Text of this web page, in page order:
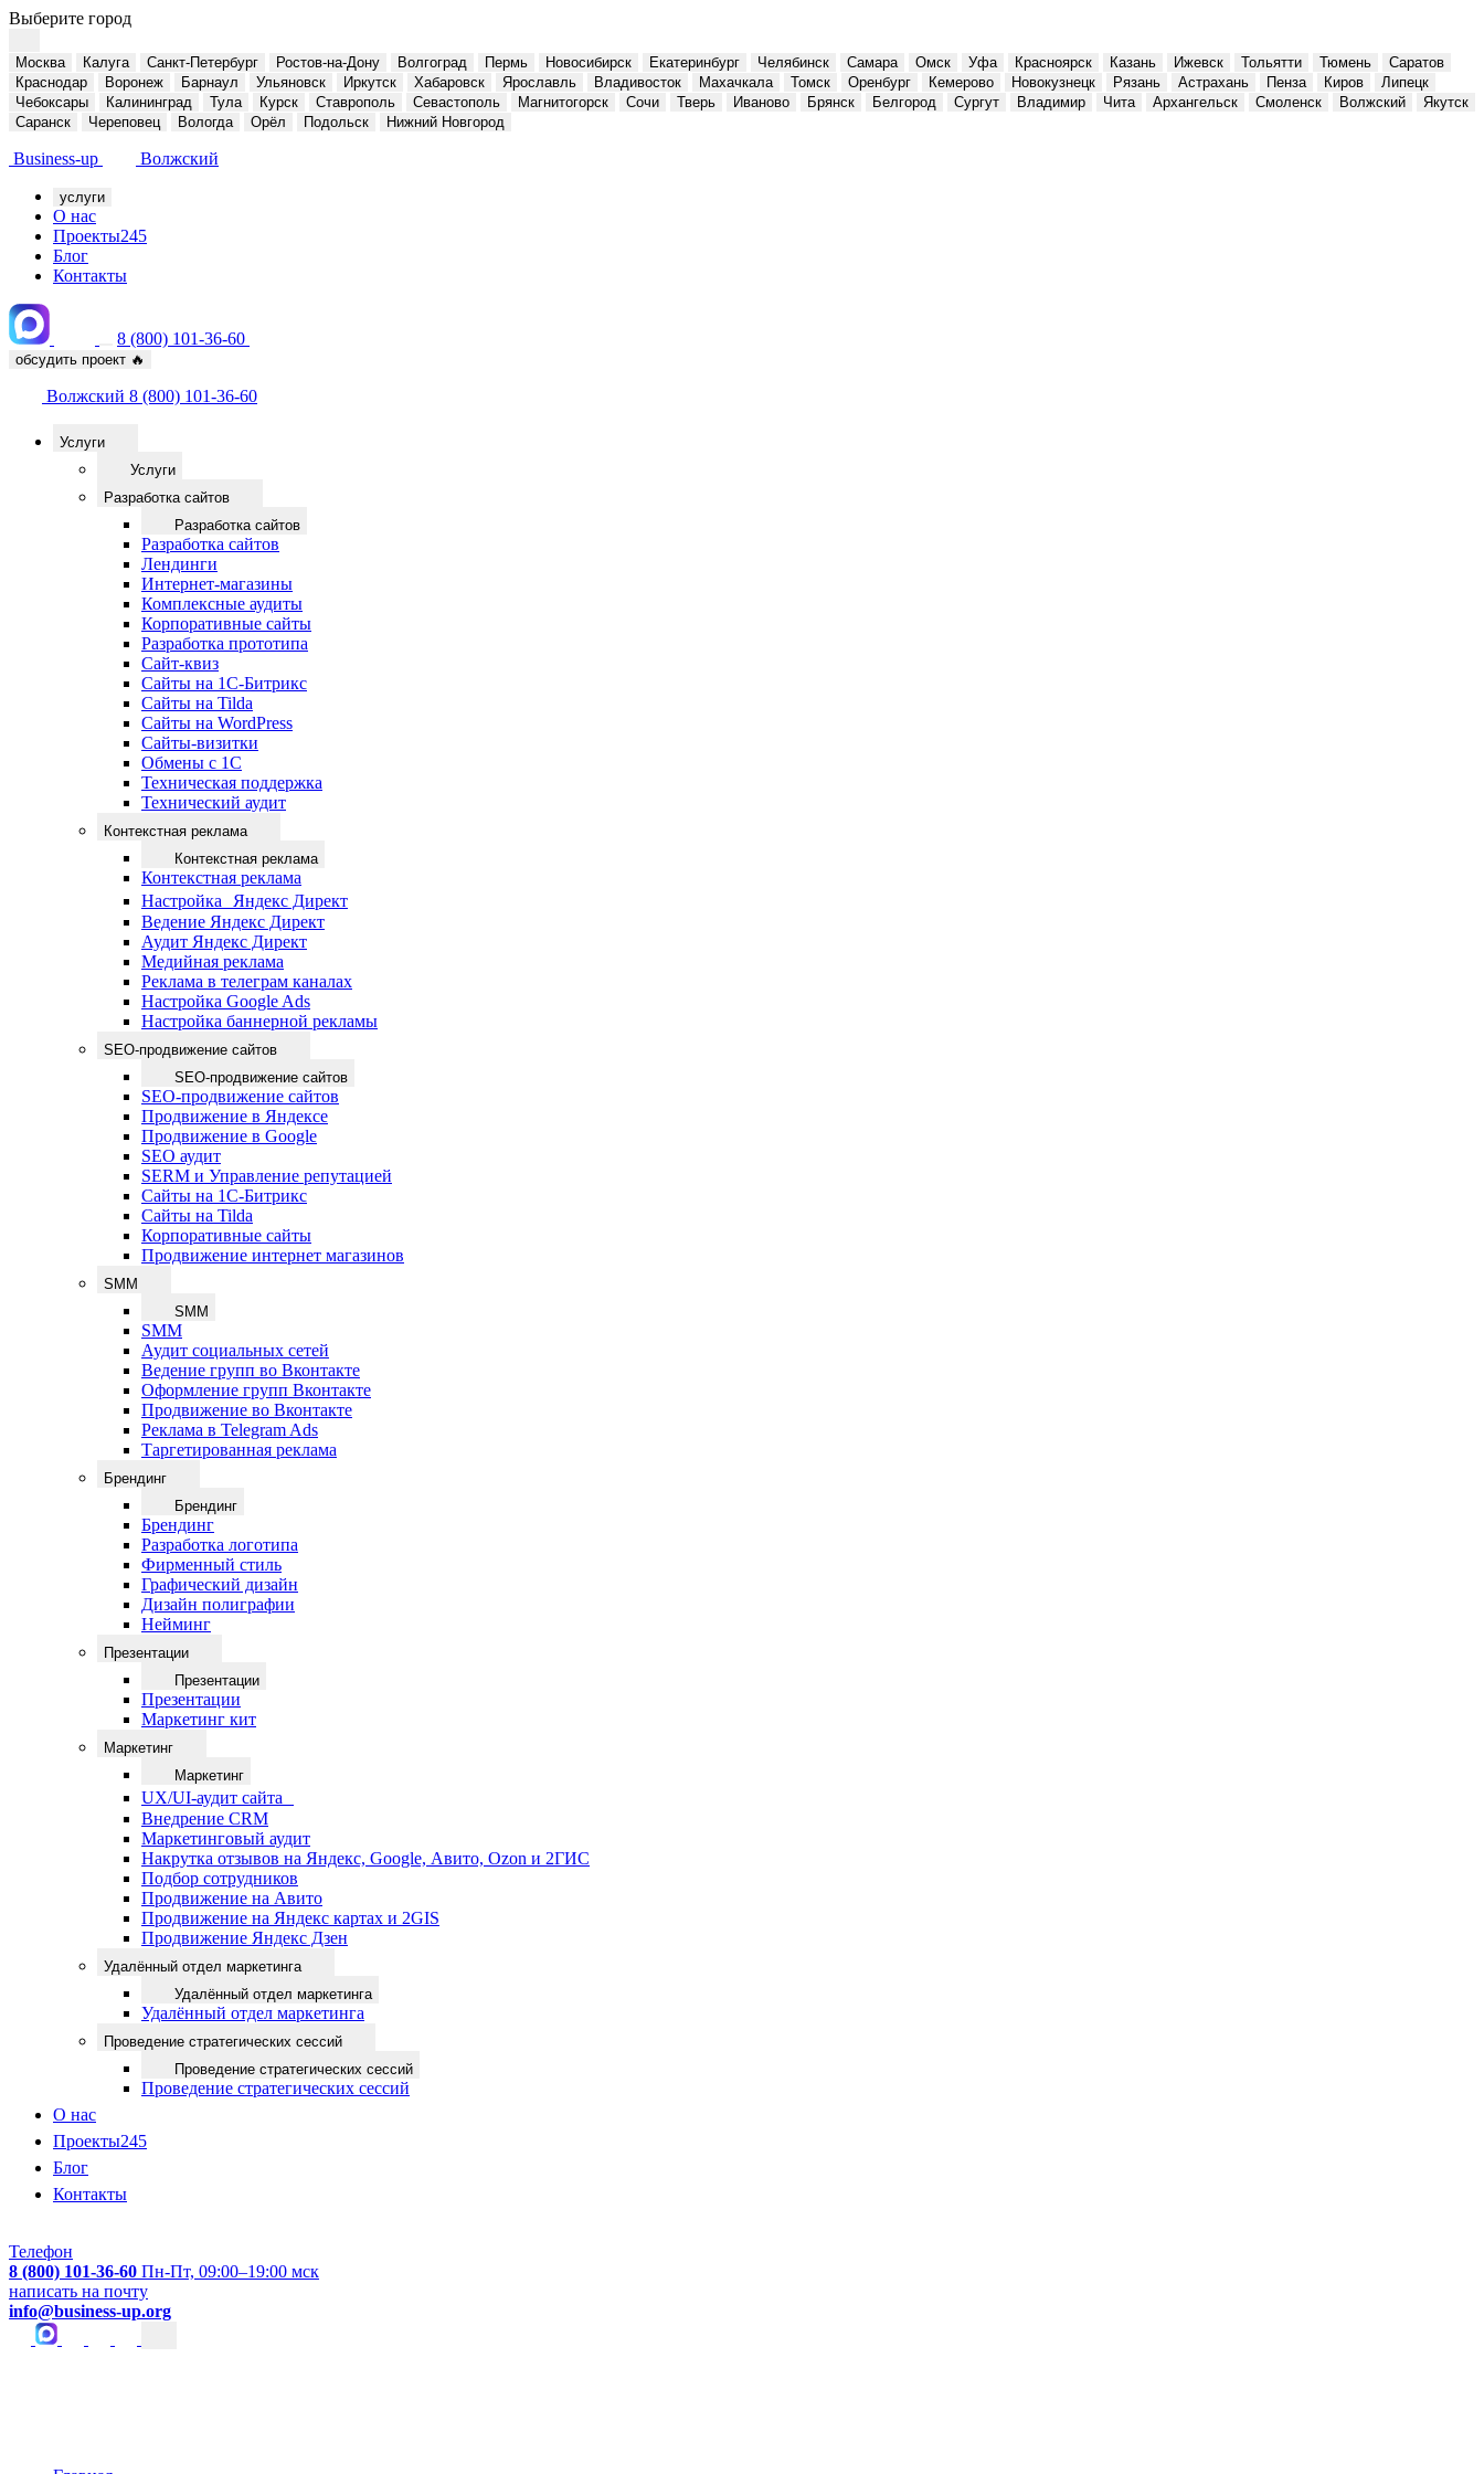
Выберите город
Москва Калуга Санкт-Петербург Ростов-на-Дону Волгоград Пермь Новосибирск Екатеринбург Челябинск Самара Омск Уфа Красноярск Казань Ижевск Тольятти Тюмень
Саратов
Краснодар
Воронеж Барнаул Ульяновск Иркутск Хабаровск Ярославль Владивосток Махачкала Томск Оренбург Кемерово Новокузнецк Рязань Астрахань Пенза Киров
Липецк
Чебоксары
Калининград Тула Курск Ставрополь Севастополь Магнитогорск Сочи Тверь Иваново Брянск Белгород Сургут Владимир Чита Архангельск Смоленск Волжский
Якутск
Саранск
Череповец Вологда Орёл Подольск Нижний Новгород
Business-up Волжский
услуги
О нас
Проекты245
Блог
Контакты
8 (800) 101-36-60
обсудить проект 🔥
Волжский 8 (800) 101-36-60
Услуги
Услуги
Разработка сайтов
Разработка сайтов
Разработка сайтов
Лендинги
Интернет-магазины
Комплексные аудиты
Корпоративные сайты
Разработка прототипа
Сайт-квиз
Сайты на 1С-Битрикс
Сайты на Tilda
Сайты на WordPress
Сайты-визитки
Обмены с 1С
Техническая поддержка
Технический аудит
Контекстная реклама
Контекстная реклама
Контекстная реклама
Настройка Яндекс Директ
Ведение Яндекс Директ
Аудит Яндекс Директ
Медийная реклама
Реклама в телеграм каналах
Настройка Google Ads
Настройка баннерной рекламы
SEO-продвижение сайтов
SEO-продвижение сайтов
SEO-продвижение сайтов
Продвижение в Яндексе
Продвижение в Google
SEO аудит
SERM и Управление репутацией
Сайты на 1С-Битрикс
Сайты на Tilda
Корпоративные сайты
Продвижение интернет магазинов
SMM
SMM
SMM
Аудит социальных сетей
Ведение групп во Вконтакте
Оформление групп Вконтакте
Продвижение во Вконтакте
Реклама в Telegram Ads
Таргетированная реклама
Брендинг
Брендинг
Брендинг
Разработка логотипа
Фирменный стиль
Графический дизайн
Дизайн полиграфии
Нейминг
Презентации
Презентации
Презентации
Маркетинг кит
Маркетинг
Маркетинг
UX/UI-аудит сайта
Внедрение CRM
Маркетинговый аудит
Накрутка отзывов на Яндекс, Google, Авито, Ozon и 2ГИС
Подбор сотрудников
Продвижение на Авито
Продвижение на Яндекс картах и 2GIS
Продвижение Яндекс Дзен
Удалённый отдел маркетинга
Удалённый отдел маркетинга
Удалённый отдел маркетинга
Проведение стратегических сессий
Проведение стратегических сессий
Проведение стратегических сессий
О нас
Проекты245
Блог
Контакты
Телефон
8 (800) 101-36-60 Пн-Пт, 09:00–19:00 мск
написать на почту
info@business-up.org